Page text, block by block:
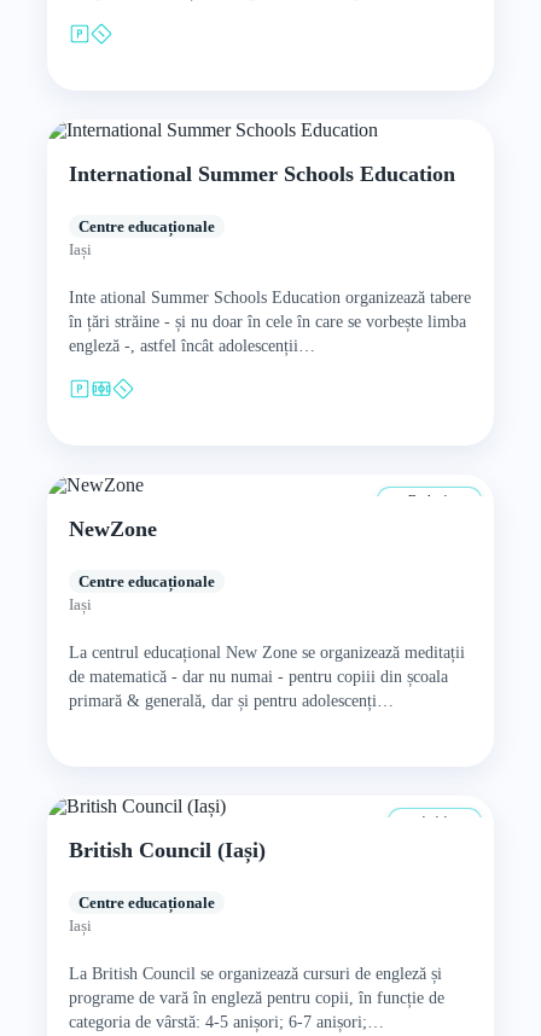
International Summer Schools Education
Centre educaționale
Iași
Inte ational Summer Schools Education organizează tabere
în țări străine - și nu doar în cele în care se vorbește limba
engleză -, astfel încât adolescenții…
De la 4 ani
NewZone
Centre educaționale
Iași
La centrul educațional New Zone se organizează meditații
de matematică - dar nu numai - pentru copiii din școala
primară & generală, dar și pentru adolescenți…
4–14 ani
British Council (Iași)
Centre educaționale
Iași
La British Council se organizează cursuri de engleză și
programe de vară în engleză pentru copii, în funcție de
categoria de vârstă: 4-5 anișori; 6-7 anișori;…